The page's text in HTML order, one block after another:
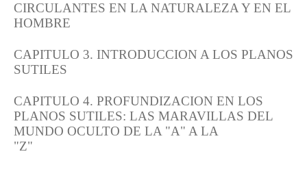
CIRCULANTES EN LA NATURALEZA Y EN EL
HOMBRE
CAPITULO 3. INTRODUCCION A LOS PLANOS
SUTILES
CAPITULO 4. PROFUNDIZACION EN LOS
PLANOS SUTILES: LAS MARAVILLAS DEL
MUNDO OCULTO DE LA "A" A LA
"Z"